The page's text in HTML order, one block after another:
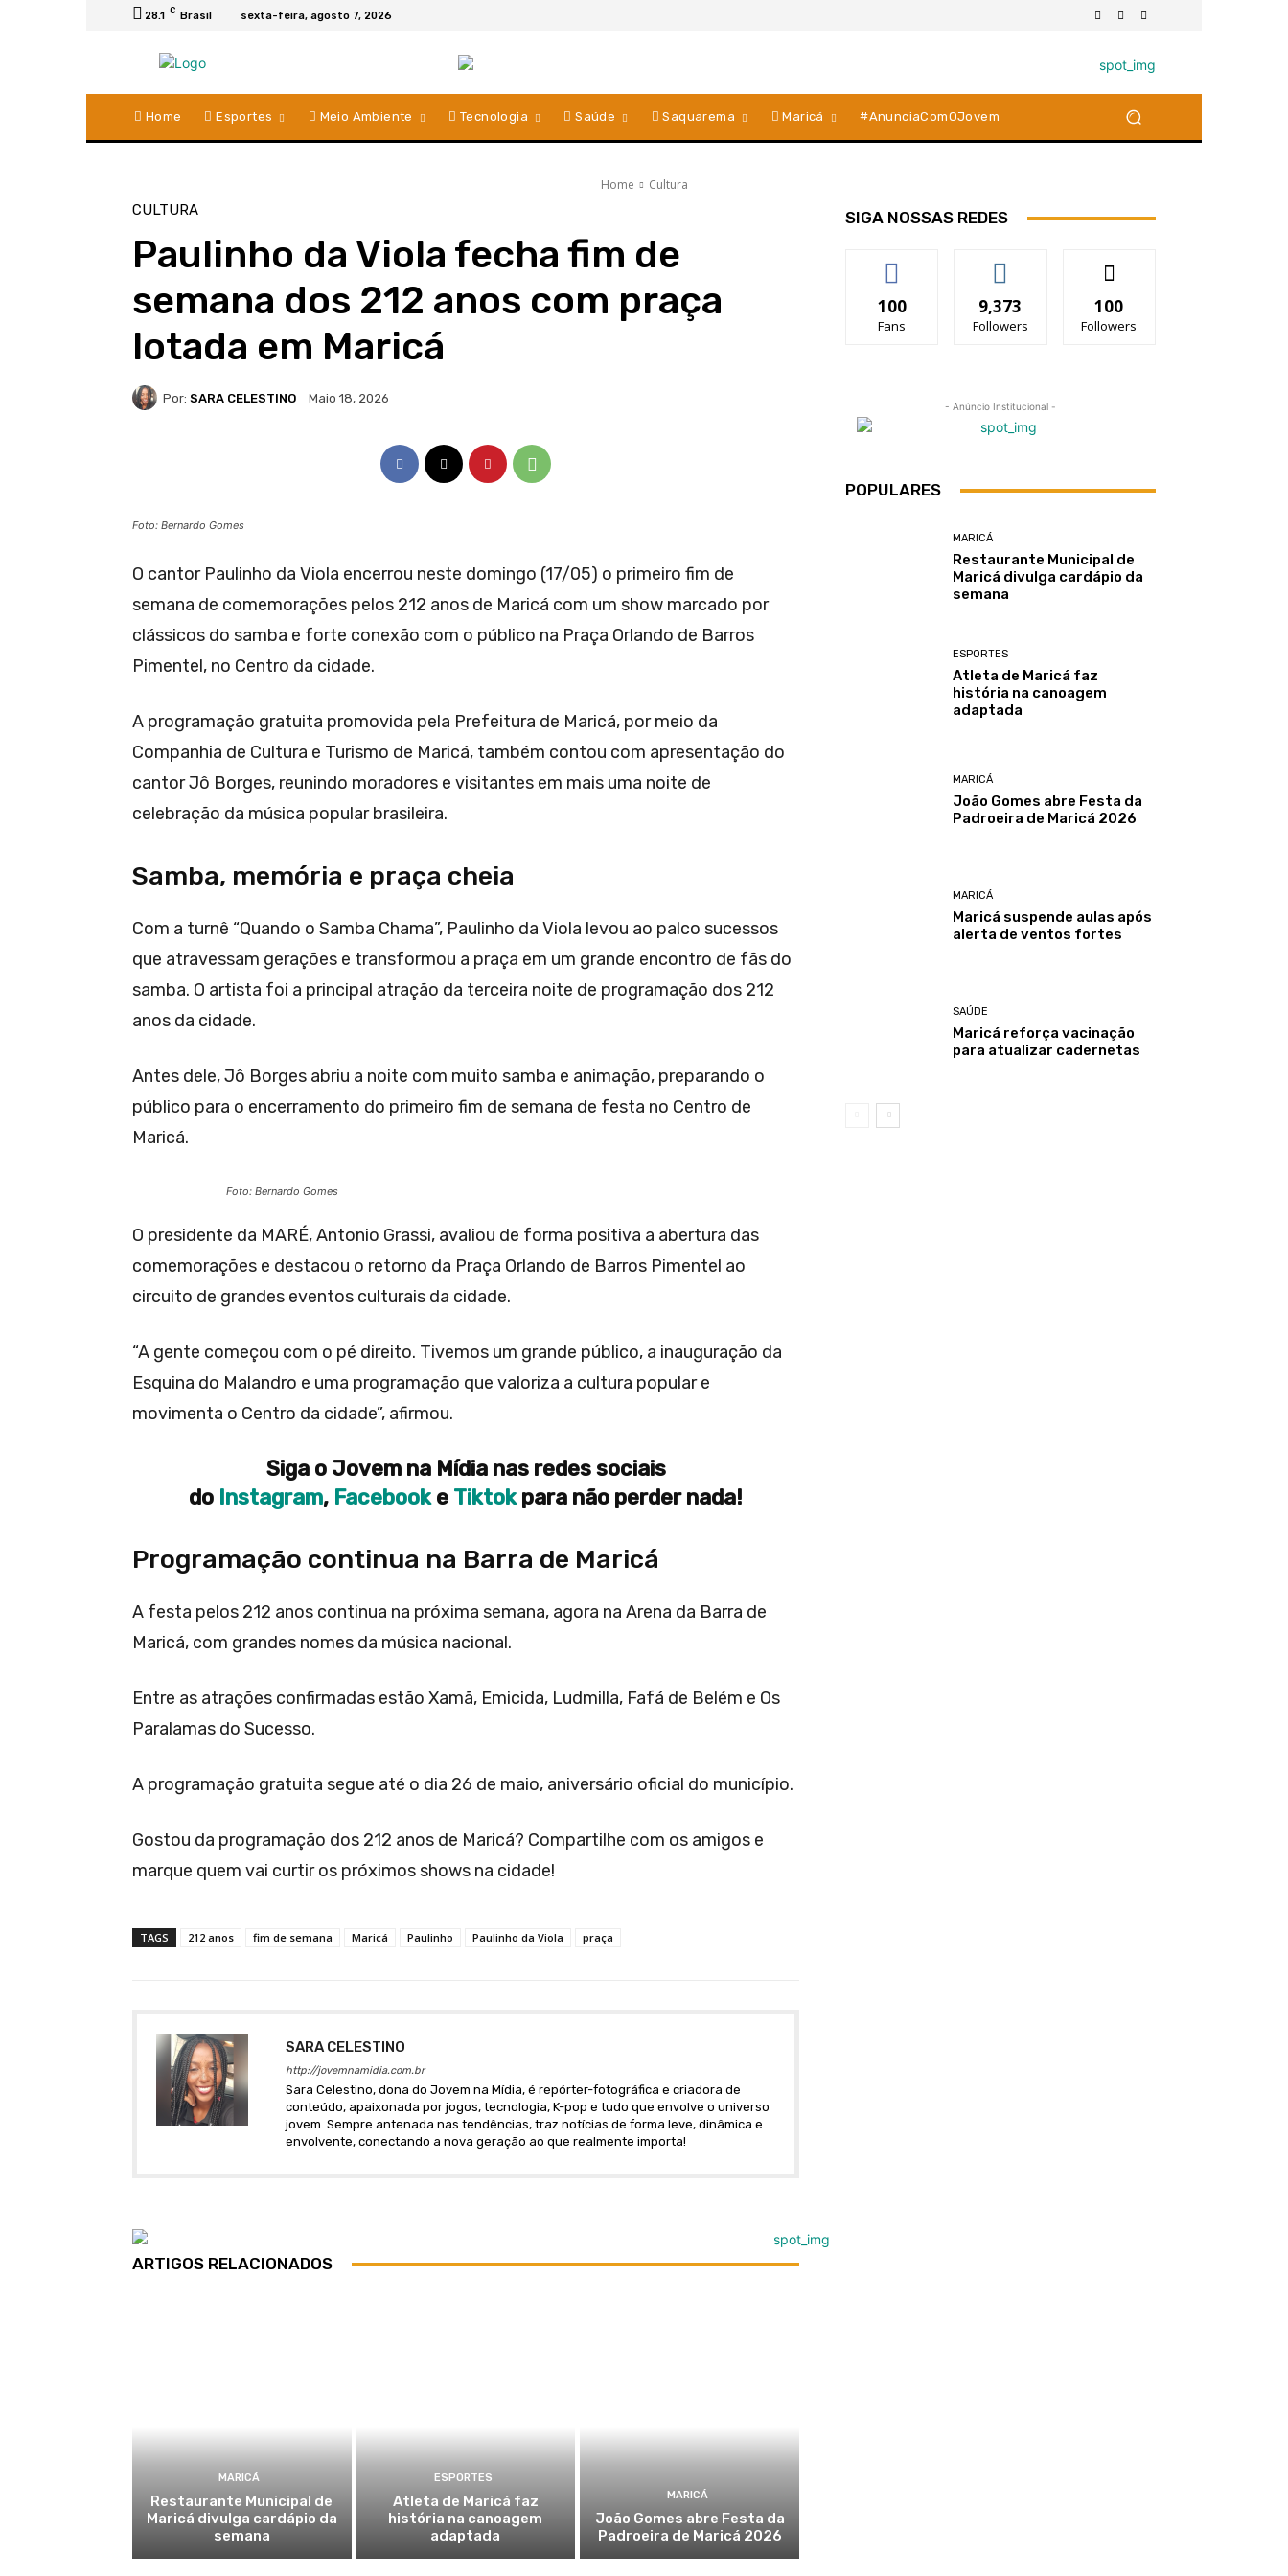
28.1 C Brasil sexta-feira, agosto 7, 2026
Home Esportes Meio Ambiente Tecnologia Saúde Saquarema Maricá #AnunciaComOJovem
Home Cultura
CULTURA
Paulinho da Viola fecha fim de
semana dos 212 anos com praça
lotada em Maricá
Por: SARA CELESTINO Maio 18, 2026
Foto: Bernardo Gomes
O cantor Paulinho da Viola encerrou neste domingo (17/05) o primeiro fim de
semana de comemorações pelos 212 anos de Maricá com um show marcado por
clássicos do samba e forte conexão com o público na Praça Orlando de Barros
Pimentel, no Centro da cidade.
A programação gratuita promovida pela Prefeitura de Maricá, por meio da
Companhia de Cultura e Turismo de Maricá, também contou com apresentação do
cantor Jô Borges, reunindo moradores e visitantes em mais uma noite de
celebração da música popular brasileira.
Samba, memória e praça cheia
Com a turnê “Quando o Samba Chama”, Paulinho da Viola levou ao palco sucessos
que atravessam gerações e transformou a praça em um grande encontro de fãs do
samba. O artista foi a principal atração da terceira noite de programação dos 212
anos da cidade.
Antes dele, Jô Borges abriu a noite com muito samba e animação, preparando o
público para o encerramento do primeiro fim de semana de festa no Centro de
Maricá.
Foto: Bernardo Gomes
O presidente da MARÉ, Antonio Grassi, avaliou de forma positiva a abertura das
comemorações e destacou o retorno da Praça Orlando de Barros Pimentel ao
circuito de grandes eventos culturais da cidade.
“A gente começou com o pé direito. Tivemos um grande público, a inauguração da
Esquina do Malandro e uma programação que valoriza a cultura popular e
movimenta o Centro da cidade”, afirmou.
Siga o Jovem na Mídia nas redes sociais
do Instagram, Facebooke Tiktokpara não perder nada!
Programação continua na Barra de Maricá
A festa pelos 212 anos continua na próxima semana, agora na Arena da Barra de
Maricá, com grandes nomes da música nacional.
Entre as atrações confirmadas estão Xamã, Emicida, Ludmilla, Fafá de Belém e Os
Paralamas do Sucesso.
A programação gratuita segue até o dia 26 de maio, aniversário oficial do município.
Gostou da programação dos 212 anos de Maricá? Compartilhe com os amigos e
marque quem vai curtir os próximos shows na cidade!
TAGS 212 anos fim de semana Maricá Paulinho Paulinho da Viola praça
SARA CELESTINO
http://jovemnamidia.com.br
Sara Celestino, dona do Jovem na Mídia, é repórter-fotográfica e criadora de
conteúdo, apaixonada por jogos, tecnologia, K-pop e tudo que envolve o universo
jovem. Sempre antenada nas tendências, traz notícias de forma leve, dinâmica e
envolvente, conectando a nova geração ao que realmente importa!
ARTIGOS RELACIONADOS
MARICÁ
Restaurante Municipal de
Maricá divulga cardápio da
semana
ESPORTES
Atleta de Maricá faz
história na canoagem
adaptada
MARICÁ
João Gomes abre Festa da
Padroeira de Maricá 2026
SIGA NOSSAS REDES
100
Fans
9,373
Followers
100
Followers
- Anúncio Institucional -
POPULARES
MARICÁ
Restaurante Municipal de
Maricá divulga cardápio da
semana
ESPORTES
Atleta de Maricá faz
história na canoagem
adaptada
MARICÁ
João Gomes abre Festa da
Padroeira de Maricá 2026
MARICÁ
Maricá suspende aulas após
alerta de ventos fortes
SAÚDE
Maricá reforça vacinação
para atualizar cadernetas